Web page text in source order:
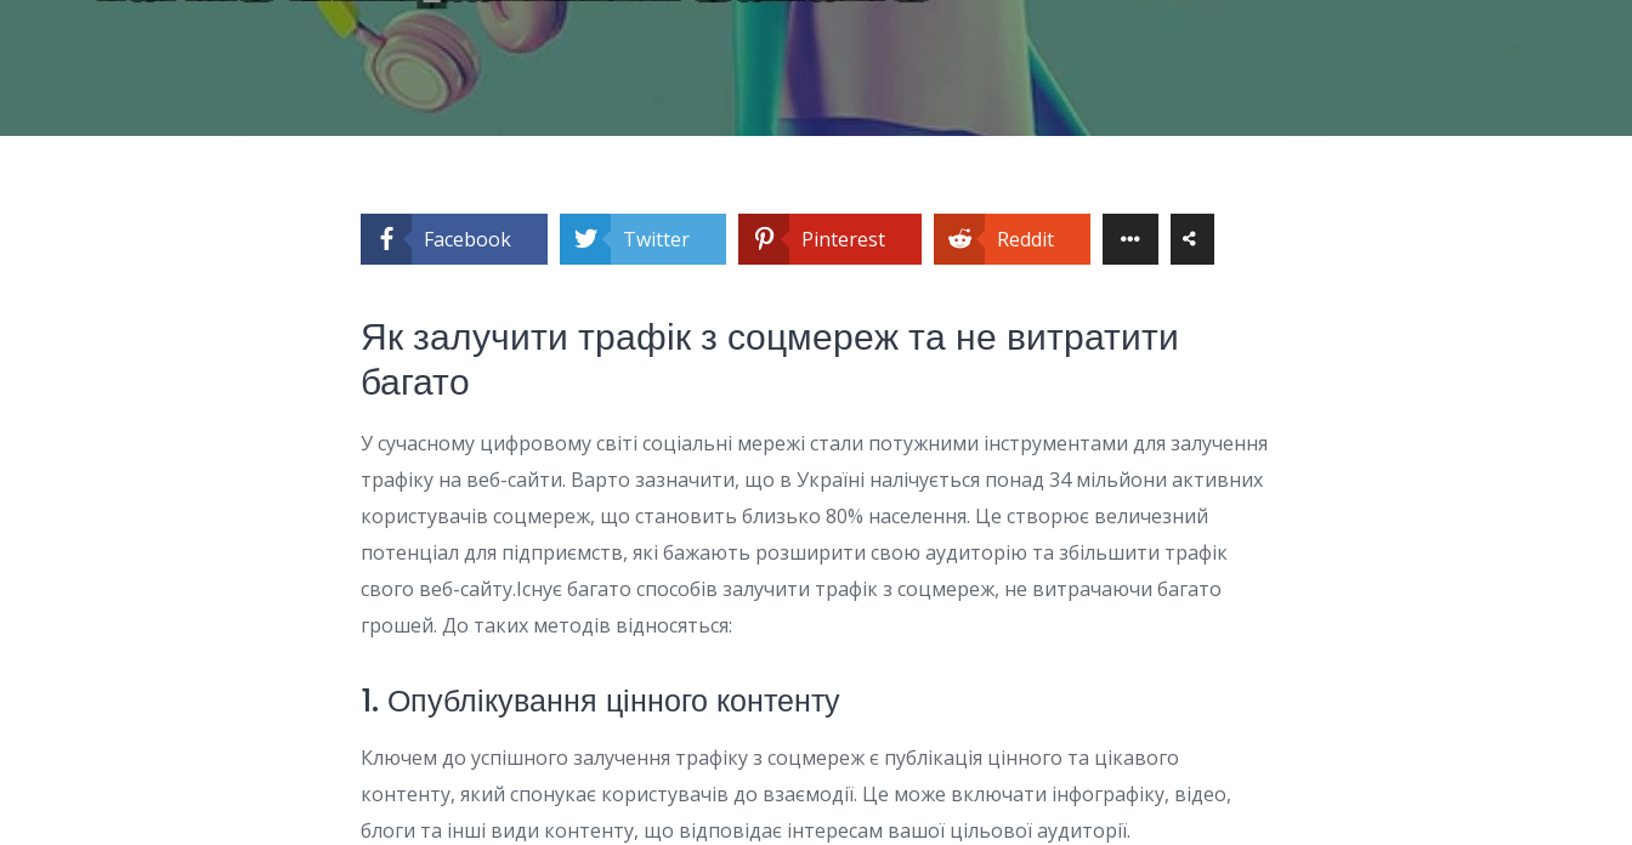
Facebook Twitter Pinterest Reddit
Як залучити трафік з соцмереж та не витратити
багато
У сучасному цифровому світі соціальні мережі стали потужними інструментами для залучення
трафіку на веб-сайти. Варто зазначити, що в Україні налічується понад 34 мільйони активних
користувачів соцмереж, що становить близько 80% населення. Це створює величезний
потенціал для підприємств, які бажають розширити свою аудиторію та збільшити трафік
свого веб-сайту.Існує багато способів залучити трафік з соцмереж, не витрачаючи багато
грошей. До таких методів відносяться:
1. Опублікування цінного контенту
Ключем до успішного залучення трафіку з соцмереж є публікація цінного та цікавого
контенту, який спонукає користувачів до взаємодії. Це може включати інфографіку, відео,
блоги та інші види контенту, що відповідає інтересам вашої цільової аудиторії.